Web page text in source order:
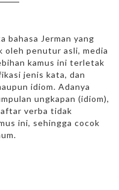
bahasa Jerman yang
oleh penutur asli, media
kamus ini terletak
jenis kata, dan
idiom. Adanya
ungkapan (idiom),
verba tidak
ini, sehingga cocok